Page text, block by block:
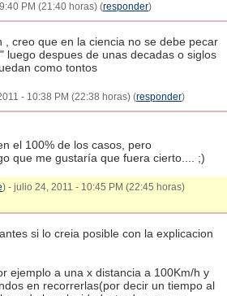
PM (21:40 horas) (responder)
, creo que en la ciencia no se debe pecar
luego despues de unas decadas o siglos
como tontos
- 10:38 PM (22:38 horas) (responder)
el 100% de los casos, pero
que me gustaría que fuera cierto.... ;)
) - julio 24, 2011 - 10:45 PM (22:45 horas)
si lo creia posible con la explicacion
ejemplo a una x distancia a 100Km/h y
en recorrerlas(por decir un tiempo al